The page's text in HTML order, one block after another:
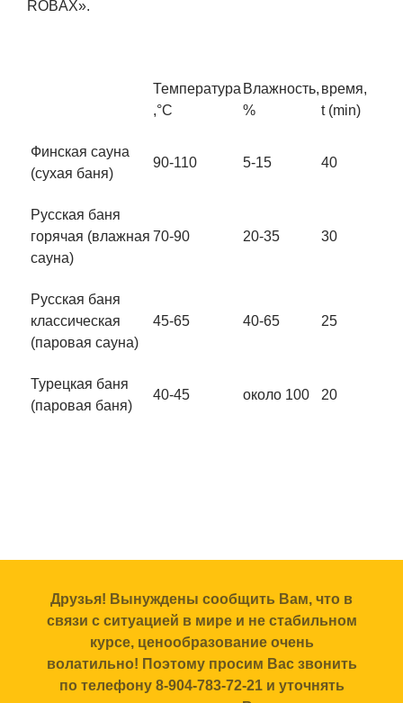
ROBAX».
Температура
,°С
Влажность,
%
время,
t (min)
Финская сауна
(сухая баня)
90-110 5-15 40
Русская баня
горячая (влажная
сауна)
70-90 20-35 30
Русская баня
классическая
(паровая сауна)
45-65 40-65 25
Турецкая баня
(паровая баня)
40-45 около 100 20
Друзья! Вынуждены сообщить Вам, что в
связи с ситуацией в мире и не стабильном
курсе, ценообразование очень
волатильно! Поэтому просим Вас звонить
по телефону 8-904-783-72-21 и уточнять